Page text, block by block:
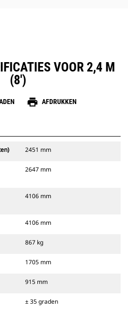
VOOR 2,4 M
(8')
print AFDRUKKEN
2451 mm
2647 mm
4106 mm
4106 mm
867 kg
1705 mm
915 mm
± 35 graden